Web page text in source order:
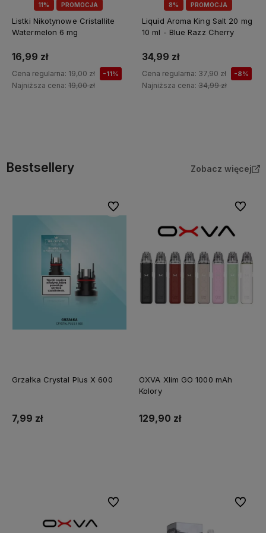
11% PROMOCJA
Listki Nikotynowe Cristallite
Watermelon 6 mg
16,99 zł
Cena regularna: 19,00 zł -11%
Najniższa cena: 19,00 zł
8% PROMOCJA
Liquid Aroma King Salt 20 mg
10 ml - Blue Razz Cherry
34,99 zł
Cena regularna: 37,90 zł -8%
Najniższa cena: 34,99 zł
Bestsellery Zobacz więcej
Grzałka Crystal Plus X 600
7,99 zł
Do ulubionych
OXVA Xlim GO 1000 mAh
Kolory
129,90 zł
Do
Do ulubionych Do